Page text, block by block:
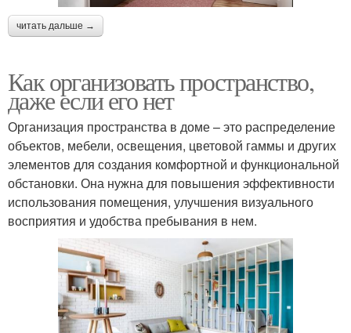
читать дальше →
Как организовать пространство,
даже если его нет
Организация пространства в доме – это распределение
объектов, мебели, освещения, цветовой гаммы и других
элементов для создания комфортной и функциональной
обстановки. Она нужна для повышения эффективности
использования помещения, улучшения визуального
восприятия и удобства пребывания в нем.